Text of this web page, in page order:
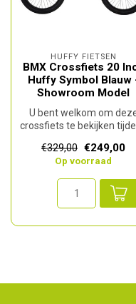
HUFFY FIETSEN
BMX Crossfiets 20
Huffy Symbol Blauw
Showroom Model
U bent welkom om
crossfiets te bekijken
ma....
€329,00 €249,00
Op voorraad